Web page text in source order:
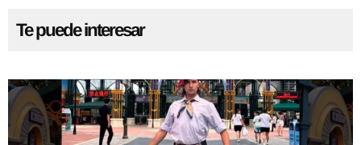
Te puede interesar